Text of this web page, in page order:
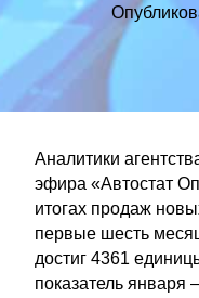
Аналитики
эфира «Автостат
итогах продаж
первые шесть
достиг 4361
показатель января
Правила »
Контакт»